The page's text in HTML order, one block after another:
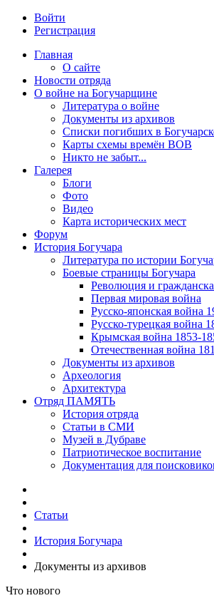
Войти
Регистрация
Главная
О сайте
Новости отряда
О войне на Богучарщине
Литература о войне
Документы из архивов
Списки погибших в
Карты схемы времён ВОВ
Никто не забыт...
Галерея
Блоги
Фото
Видео
Карта исторических мест
Форум
История Богучара
Литература по истории
Боевые страницы Богучара
Революция и
Первая мировая война
Русско-японская война
Русско-турецкая война
Крымская война 1853-
Отечественная война
Документы из архивов
Археология
Архитектура
Отряд ПАМЯТЬ
История отряда
Статьи в СМИ
Музей в Дубраве
Патриотическое воспитание
Документация для
Статьи
История Богучара
Документы из архивов
Что нового